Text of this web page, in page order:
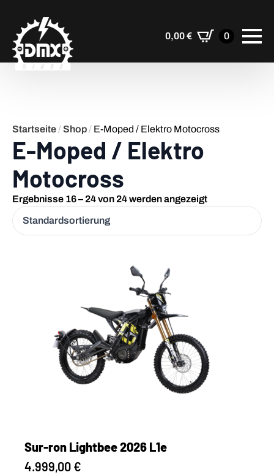
0,00€ 0
Startseite/Shop/ E-Moped / Elektro Motocross
E-Moped / Elektro
Motocross
Ergebnisse 16 – 24 von 24 werden angezeigt
Sur-ron Lightbee 2026 L1e
4.999,00 €